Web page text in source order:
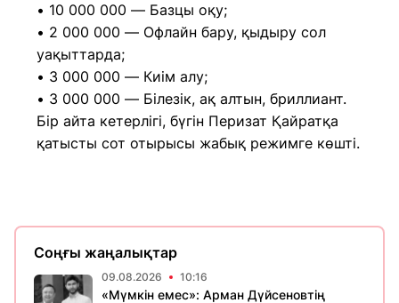
• 10 000 000 — Базцы оқу;
• 2 000 000 — Офлайн бару, қыдыру сол
уақыттарда;
• 3 000 000 — Киім алу;
• 3 000 000 — Білезік, ақ алтын, бриллиант.
Бір айта кетерлігі, бүгін Перизат Қайратқа
қатысты сот отырысы жабық режимге көшті.
Соңғы жаңалықтар
09.08.2026 10:16
«Мүмкін емес»: Арман Дүйсеновтің